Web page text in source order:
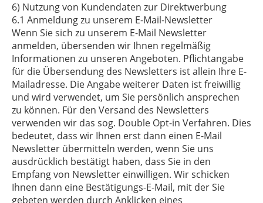
6) Nutzung von Kundendaten zur Direktwerbung
6.1 Anmeldung zu unserem E-Mail-Newsletter
Wenn Sie sich zu unserem E-Mail Newsletter
anmelden, übersenden wir Ihnen regelmäßig
Informationen zu unseren Angeboten. Pflichtangabe
für die Übersendung des Newsletters ist allein Ihre E-
Mailadresse. Die Angabe weiterer Daten ist freiwillig
und wird verwendet, um Sie persönlich ansprechen
zu können. Für den Versand des Newsletters
verwenden wir das sog. Double Opt-in Verfahren. Dies
bedeutet, dass wir Ihnen erst dann einen E-Mail
Newsletter übermitteln werden, wenn Sie uns
ausdrücklich bestätigt haben, dass Sie in den
Empfang von Newsletter einwilligen. Wir schicken
Ihnen dann eine Bestätigungs-E-Mail, mit der Sie
gebeten werden durch Anklicken eines